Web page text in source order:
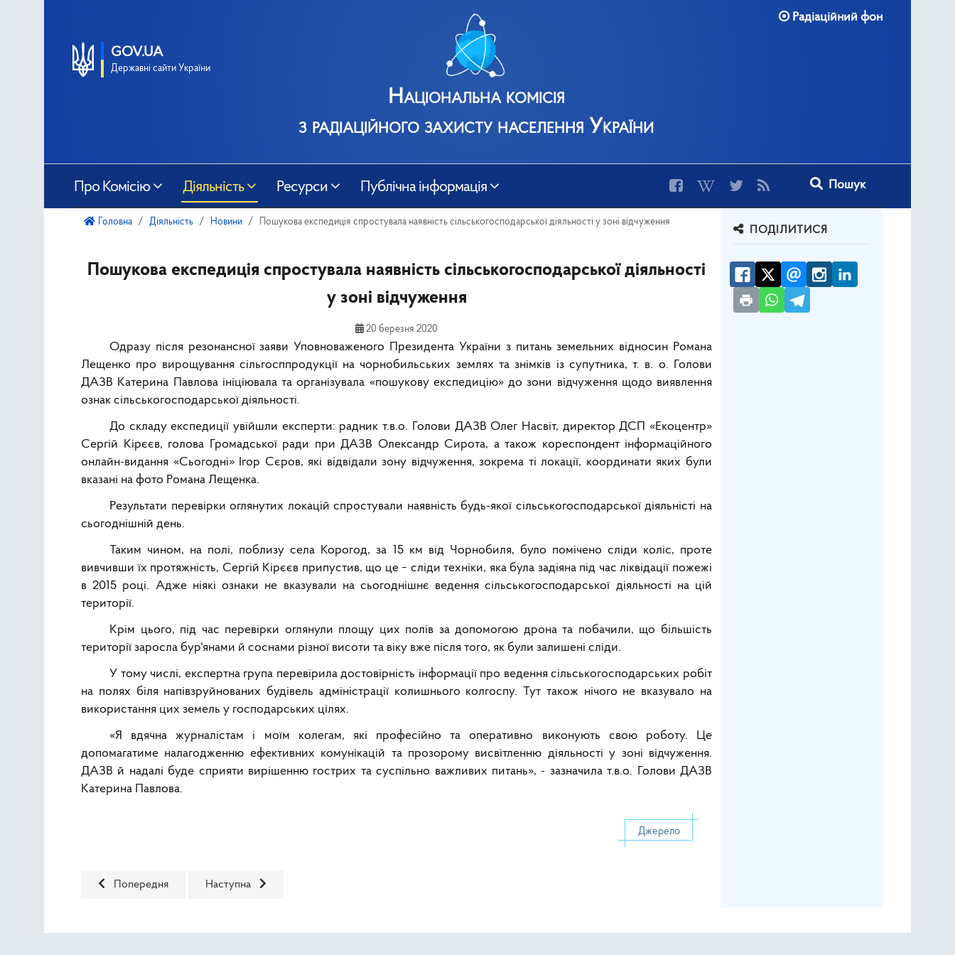
GOV.UA
Державні сайти України
Національна комісія
з радіаційного захисту населення України
Радіаційний фон
Про Комісію Діяльність Ресурси Публічна інформація
Type 2 or more characters for
Пошук
Головна Діяльність Новини Пошукова експедиція спростувала наявність сільськогосподарської діяльності у зоні відчуження
Пошукова експедиція спростувала наявність сільськогосподарської діяльності
у зоні відчуження
20 березня 2020
Одразу після резонансної заяви Уповноваженого Президента України з питань земельних відносин Романа
Лещенко про вирощування сільгосппродукції на чорнобильських землях та знімків із супутника, т. в. о. Голови
ДАЗВ Катерина Павлова ініціювала та організувала «пошукову експедицію» до зони відчуження щодо виявлення
ознак сільськогосподарської діяльності.
До складу експедиції увійшли експерти: радник т.в.о. Голови ДАЗВ Олег Насвіт, директор ДСП «Екоцентр»
Сергій Кірєєв, голова Громадської ради при ДАЗВ Олександр Сирота, а також кореспондент інформаційного
онлайн-видання «Сьогодні» Ігор Сєров, які відвідали зону відчуження, зокрема ті локації, координати яких були
вказані на фото Романа Лещенка.
Результати перевірки оглянутих локацій спростували наявність будь-якої сільськогосподарської діяльністі на
сьогоднішній день.
Таким чином, на полі, поблизу села Корогод, за 15 км від Чорнобиля, було помічено сліди коліс, проте
вивчивши їх протяжність, Сергій Кірєєв припустив, що це − сліди техніки, яка була задіяна під час ліквідації пожежі
в 2015 році. Адже ніякі ознаки не вказували на сьогоднішнє ведення сільськогосподарської діяльності на цій
території.
Крім цього, під час перевірки оглянули площу цих полів за допомогою дрона та побачили, що більшість
території заросла бур'янами й соснами різної висоти та віку вже після того, як були залишені сліди.
У тому числі, експертна група перевірила достовірність інформації про ведення сільськогосподарських робіт
на полях біля напівзруйнованих будівель адміністрації колишнього колгоспу. Тут також нічого не вказувало на
використання цих земель у господарських цілях.
«Я вдячна журналістам і моїм колегам, які професійно та оперативно виконують свою роботу. Це
допомагатиме налагодженню ефективних комунікацій та прозорому висвітленню діяльності у зоні відчуження.
ДАЗВ й надалі буде сприяти вирішенню гострих та суспільно важливих питань», - зазначила т.в.о. Голови ДАЗВ
Катерина Павлова.
Попередня стаття: Не повідомив про радіаційну речовину: на Донеччині енергетику оголосили підозру
Попередня Наступна стаття: Японія зацікавлена у вивченні досвіду України щодо управління забрудненими територіями
Наступна
Джерело
ПОДІЛИТИСЯ